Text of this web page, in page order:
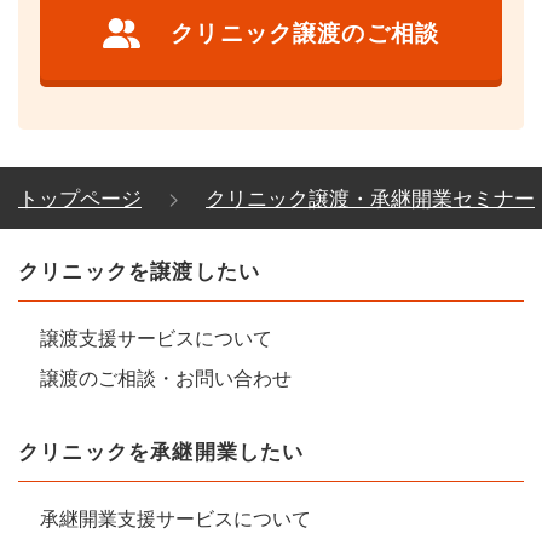
クリニック譲渡のご相談
トップページ クリニック譲渡・承継開業セミナー
クリニックを譲渡したい
譲渡支援サービスについて
譲渡のご相談・お問い合わせ
クリニックを承継開業したい
承継開業支援サービスについて